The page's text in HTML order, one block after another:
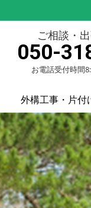
ご相談・
050-
お電話受付時間
外構工事・片付